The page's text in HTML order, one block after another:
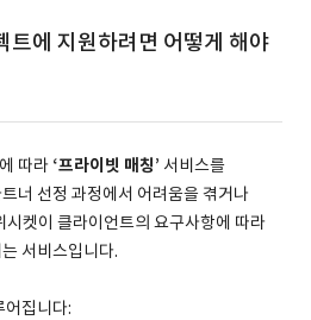
트에 지원하려면 어떻게 해야
따라 ‘프라이빗 매칭’ 서비스를
너 선정 과정에서 어려움을 겪거나
켓이 클라이언트의 요구사항에 따라
서비스입니다.
어집니다: